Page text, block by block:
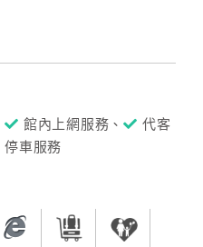
館內上網服務、
代客
停車服務